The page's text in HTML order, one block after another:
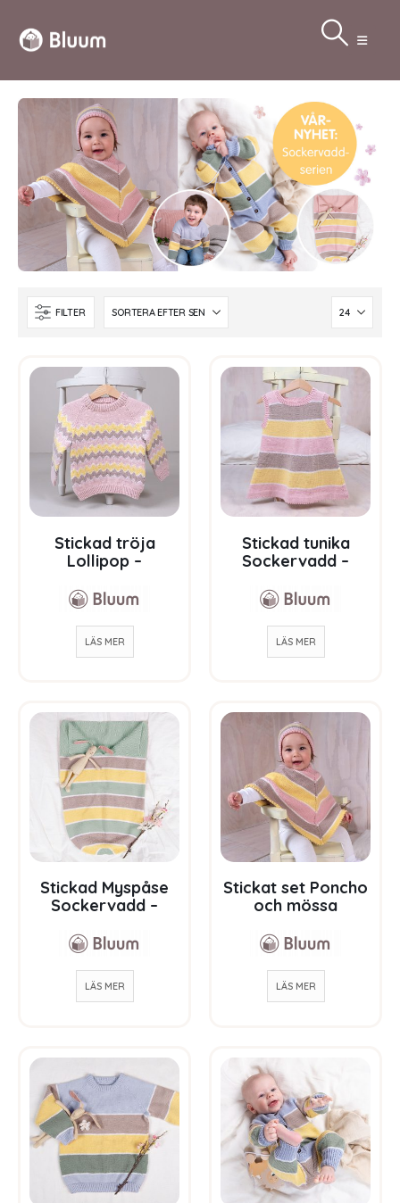
FILTER
Stickad tröja
Lollipop –
Soft Merino Ull
LÄS MER
Stickad tunika
Sockervadd –
Soft Merino Ull
LÄS MER
Stickad Myspåse
Sockervadd –
Soft Merino Ull
LÄS MER
Stickat set Poncho
och mössa
garnpaket i Bluum
Soft Merino Ull
LÄS MER